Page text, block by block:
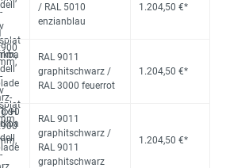
/ RAL 5010
enzianblau
1.204,50 €*
RAL 9011
graphitschwarz /
RAL 3000 feuerrot
1.204,50 €*
RAL 9011
graphitschwarz /
RAL 9011
graphitschwarz
1.204,50 €*